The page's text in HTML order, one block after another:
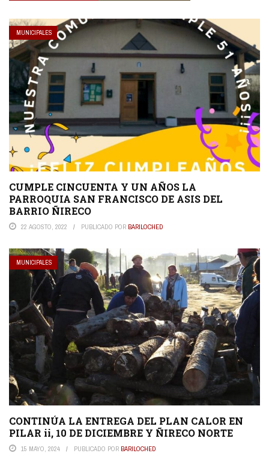
MUNICIPALES
CUMPLE CINCUENTA Y UN AÑOS LA
PARROQUIA SAN FRANCISCO DE ASIS DEL
BARRIO ÑIRECO
22 AGOSTO, 2022 PUBLICADO POR BARILOCHED
MUNICIPALES
CONTINÚA LA ENTREGA DEL PLAN CALOR EN
PILAR ii, 10 DE DICIEMBRE Y ÑIRECO NORTE
15 MAYO, 2024 PUBLICADO POR BARILOCHED